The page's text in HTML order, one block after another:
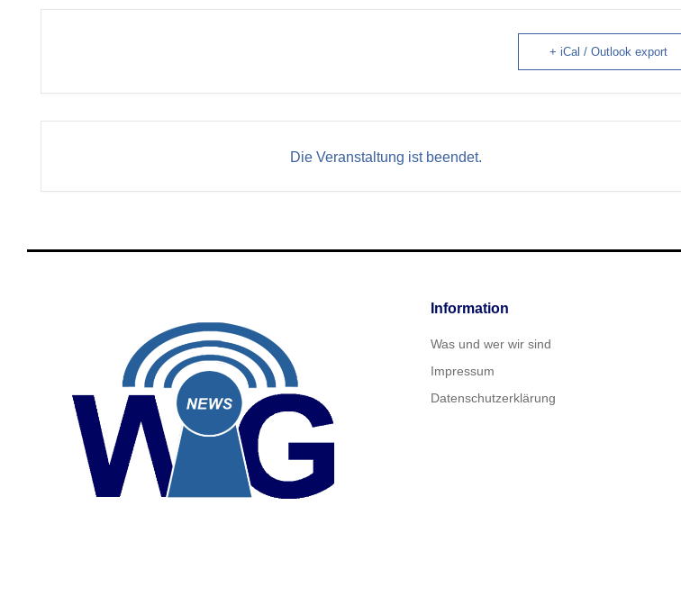
+ iCal / Outlook export
Die Veranstaltung ist beendet.
Information
Was und wer wir sind
Impressum
Datenschutzerklärung